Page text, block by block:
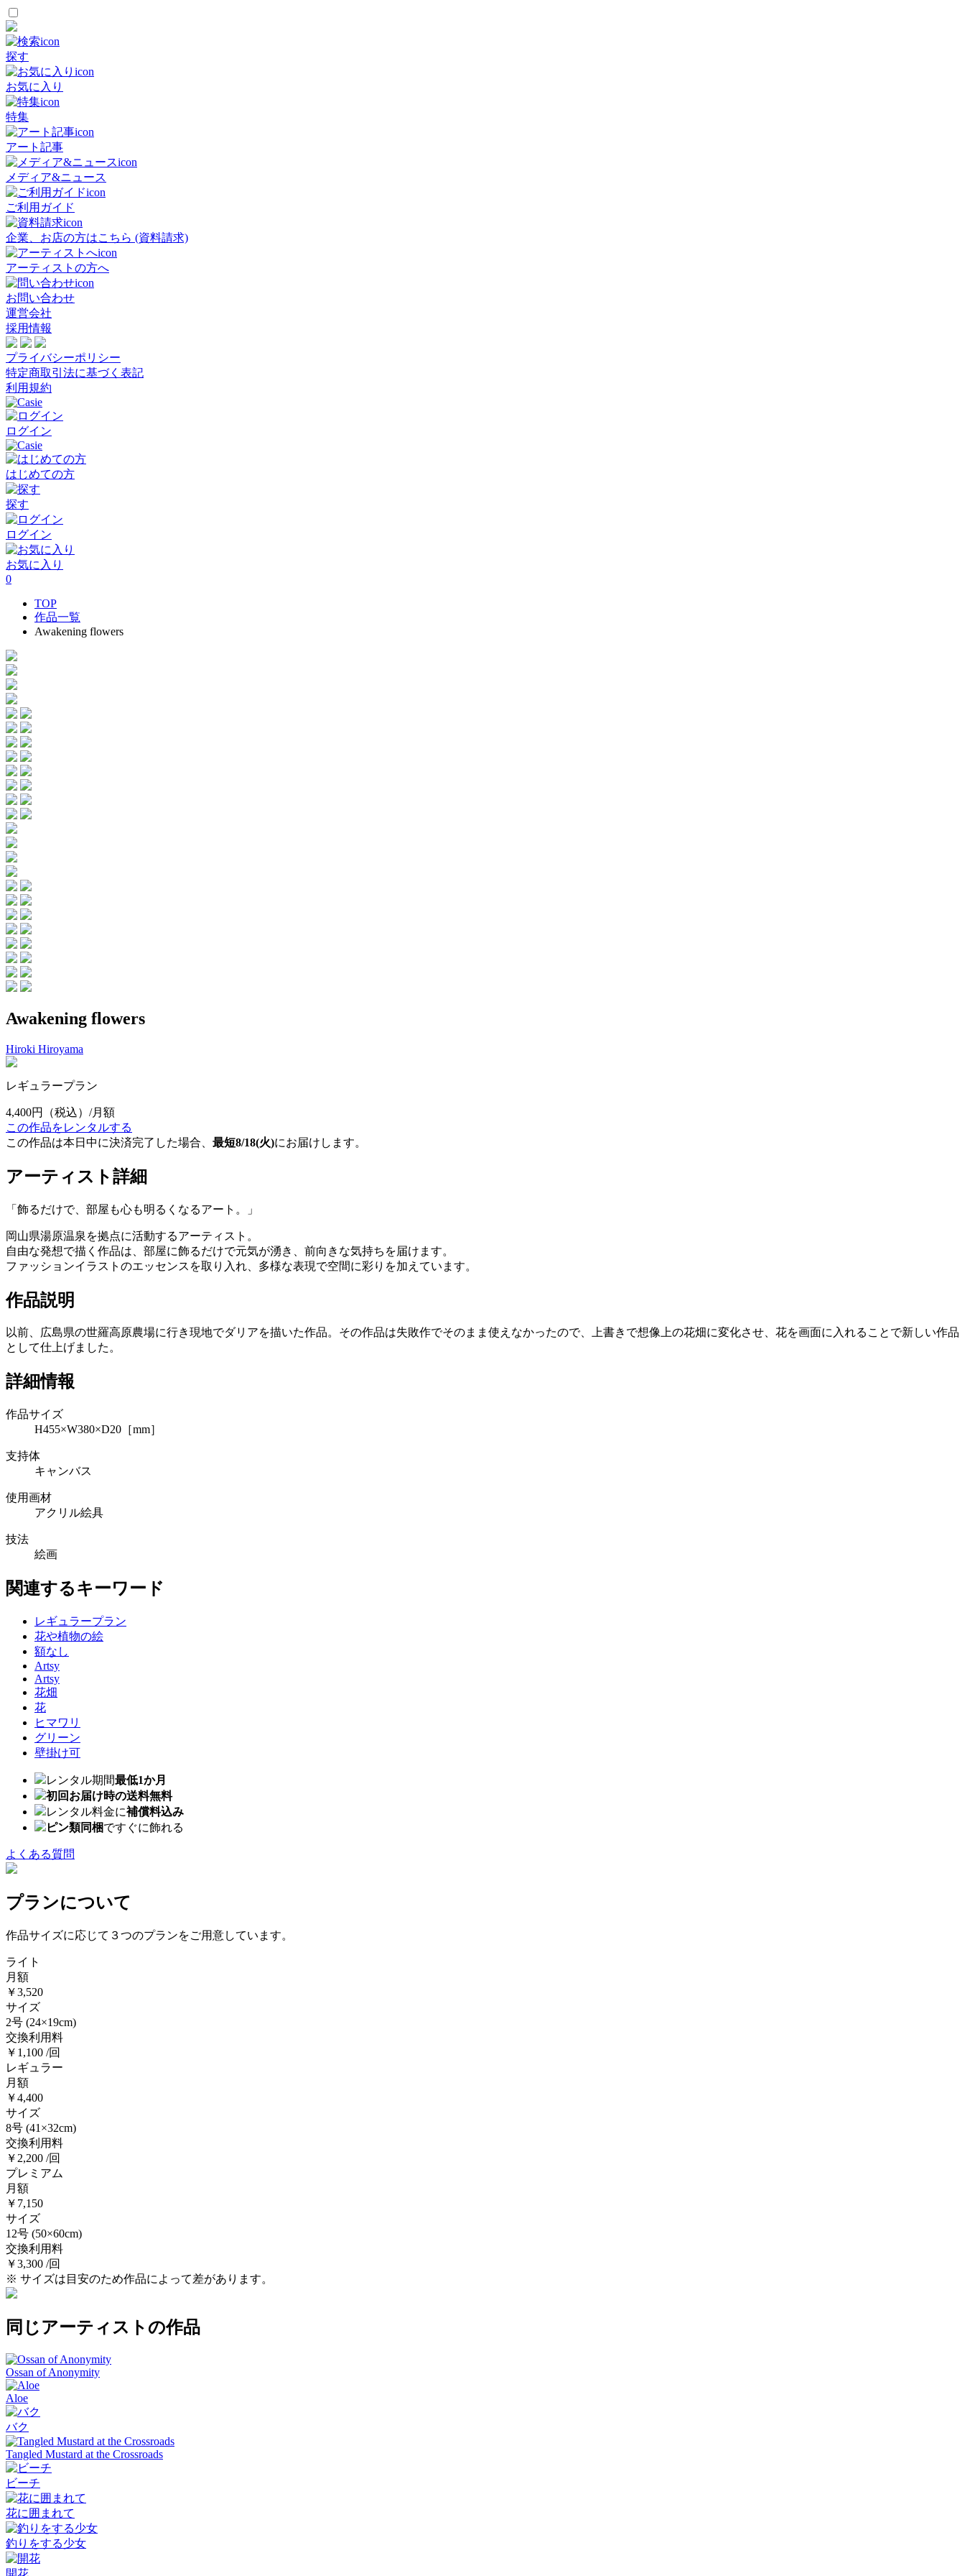
探す
お気に入り
特集
アート記事
メディア&ニュース
ご利用ガイド
企業、お店の方はこちら (資料請求)
アーティストの方へ
お問い合わせ
運営会社
採用情報
プライバシーポリシー
特定商取引法に基づく表記
利用規約
ログイン
はじめての方
探す
ログイン
お気に入り
0
TOP
作品一覧
Awakening flowers
Awakening flowers
Hiroki Hiroyama
レギュラープラン
4,400円
（税込）/月額
この作品をレンタルする
この作品は本日中に決済完了した場合、 最短8/18(火)にお届けします。
アーティスト詳細
「飾るだけで、部屋も心も明るくなるアート。」
岡山県湯原温泉を拠点に活動するアーティスト。
自由な発想で描く作品は、部屋に飾るだけで元気が湧き、前向きな気持ちを届けます。
ファッションイラストのエッセンスを取り入れ、多様な表現で空間に彩りを加えています。
作品説明
以前、広島県の世羅高原農場に行き現地でダリアを描いた作品。その作品は失敗作でそのまま使えなかったので、上書きで想像上の花畑に変化させ、花を画面に入れることで新しい作品
として仕上げました。
詳細情報
作品サイズ
H455×W380×D20［mm］
支持体
キャンバス
使用画材
アクリル絵具
技法
絵画
関連するキーワード
レギュラープラン
花や植物の絵
額なし
Artsy
Artsy
花畑
花
ヒマワリ
グリーン
壁掛け可
レンタル期間最低1か月
初回お届け時の送料無料
レンタル料金に補償料込み
ピン類同梱ですぐに飾れる
よくある質問
プランについて
作品サイズに応じて３つのプランをご用意しています。
ライト
月額
￥3,520
サイズ
2号 (24×19cm)
交換利用料
￥1,100 /回
レギュラー
月額
￥4,400
サイズ
8号 (41×32cm)
交換利用料
￥2,200 /回
プレミアム
月額
￥7,150
サイズ
12号 (50×60cm)
交換利用料
￥3,300 /回
※ サイズは目安のため作品によって差があります。
同じアーティストの作品
Ossan of Anonymity
Aloe
バク
Tangled Mustard at the Crossroads
ビーチ
花に囲まれて
釣りをする少女
開花